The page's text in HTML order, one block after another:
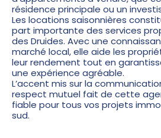
résidence principale ou un
Les locations saisonnières
part importante des services
des Druides. Avec une
marché local, elle aide les
leur rendement tout en
une expérience agréable.
L’accent mis sur la
respect mutuel fait de cette
fiable pour tous vos projets
sud.